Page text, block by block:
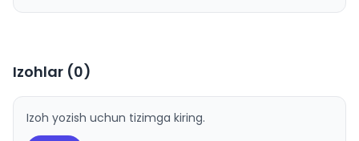
Izohlar (0)
Izoh yozish uchun tizimga kiring.